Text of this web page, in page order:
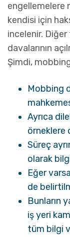
engellemelere
kendisi için
incelenir.
davalarının
Şimdi, mobbing
Mobbing
Ayrıca
örneklere
Süreç
olarak
Eğer
de
Bunların
iş yeri
tüm bilgi